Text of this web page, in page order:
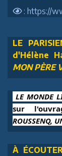
: https://
LE
d'Hélène
MON PÈRE
LE MONDE
sur
ROUSSENQ,
À